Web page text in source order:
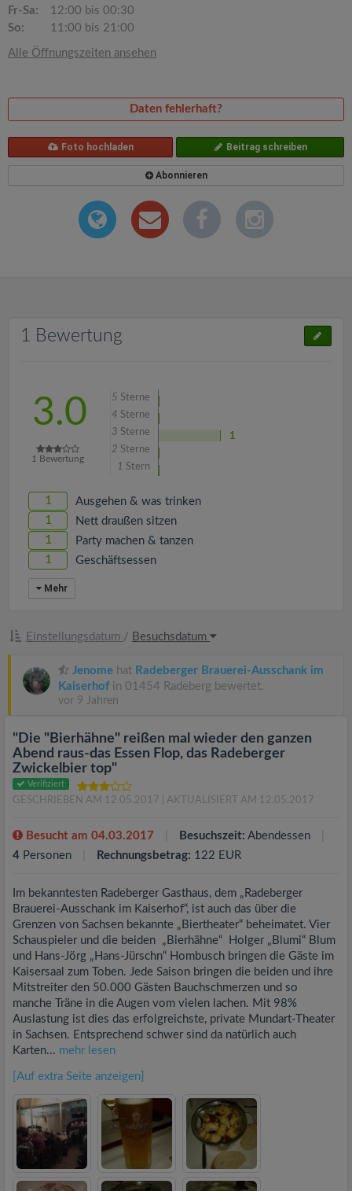
Fr-Sa:
12:00 bis 00:30
So:
11:00 bis 21:00
Alle Öffnungszeiten ansehen
Daten fehlerhaft?
Foto hochladen Beitrag schreiben
Abonnieren
1 Bewertung
3.0
1 Bewertung
5 Sterne
4 Sterne
3 Sterne
1
2 Sterne
1 Stern
1 Ausgehen & was trinken
1 Nett draußen sitzen
1 Party machen & tanzen
1 Geschäftsessen
Mehr
Einstellungsdatum / Besuchsdatum
Jenome hat Radeberger Brauerei-Ausschank im
Kaiserhof in 01454 Radeberg bewertet.
vor 9 Jahren
"Die "Bierhähne" reißen mal wieder den ganzen
Abend raus-das Essen Flop, das Radeberger
Zwickelbier top"
Verifiziert
GESCHRIEBEN AM 12.05.2017 | AKTUALISIERT AM 12.05.2017
Besucht am 04.03.2017 Besuchszeit: Abendessen
4 Personen Rechnungsbetrag: 122 EUR
Im bekanntesten Radeberger Gasthaus, dem „Radeberger
Brauerei-Ausschank im Kaiserhof“, ist auch das über die
Grenzen von Sachsen bekannte „Biertheater“ beheimatet. Vier
Schauspieler und die beiden „Bierhähne“ Holger „Blumi“ Blum
und Hans-Jörg „Hans-Jürschn“ Hombusch bringen die Gäste im
Kaisersaal zum Toben. Jede Saison bringen die beiden und ihre
Mitstreiter den 50.000 Gästen Bauchschmerzen und so
manche Träne in die Augen vom vielen lachen. Mit 98%
Auslastung ist dies das erfolgreichste, private Mundart-Theater
in Sachsen. Entsprechend schwer sind da natürlich auch
Karten... mehr lesen
[Auf extra Seite anzeigen]